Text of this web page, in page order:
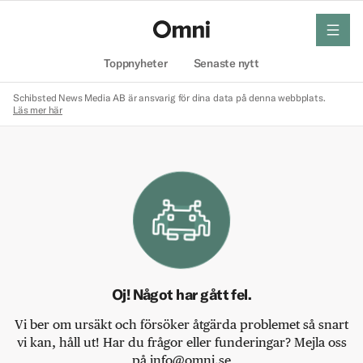
Toppnyheter Senaste nytt
meny
Schibsted News Media AB är ansvarig för dina data på denna webbplats.
Läs mer här
Oj! Något har gått fel.
Vi ber om ursäkt och försöker åtgärda problemet så snart
vi kan, håll ut! Har du frågor eller funderingar? Mejla oss